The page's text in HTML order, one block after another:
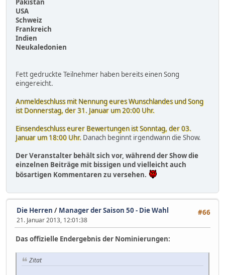
Pakistan
USA
Schweiz
Frankreich
Indien
Neukaledonien
Fett gedruckte Teilnehmer haben bereits einen Song
eingereicht.
Anmeldeschluss mit Nennung eures Wunschlandes und Song
ist Donnerstag, der 31. Januar um 20:00 Uhr.
Einsendeschluss eurer Bewertungen ist Sonntag, der 03.
Januar um 18:00 Uhr. Danach beginnt irgendwann die Show.
Der Veranstalter behält sich vor, während der Show die
einzelnen Beiträge mit bissigen und vielleicht auch
bösartigen Kommentaren zu versehen.
#66
Die Herren / Manager der Saison 50 - Die Wahl
21. Januar 2013, 12:01:38
Das offizielle Endergebnis der Nominierungen:
Zitat